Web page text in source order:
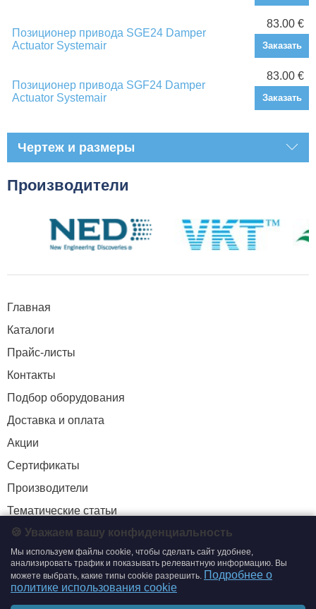
Позиционер привода SGE24 Damper
Actuator Systemair
83.00 €
Заказать
Позиционер привода SGF24 Damper
Actuator Systemair
83.00 €
Заказать
Чертеж и размеры
Производители
Главная
Каталоги
Прайс-листы
Контакты
Подбор оборудования
Доставка и оплата
Акции
Сертификаты
Производители
Тематические статьи
+7 (495) 204-19-33
zakaz@smtrading.ru
🍪 Уважаем вашу конфиденциальность
Мы используем файлы cookie, чтобы сделать сайт удобнее,
анализировать трафик и показывать релевантную информацию. Вы
можете выбрать, какие типы cookie разрешить. Подробнее о
политике использования cookie